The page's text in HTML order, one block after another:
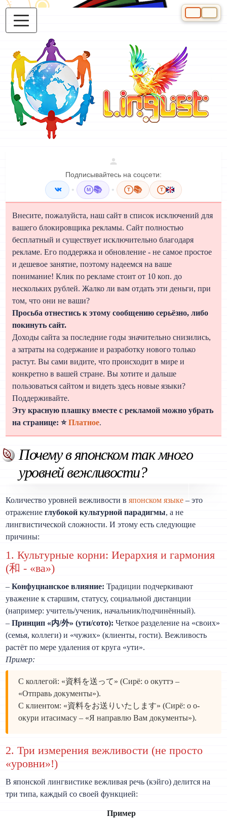
Подписывайтесь на соцсети:
• M 📚 • T 📚 T
Внесите, пожалуйста, наш сайт в список исключений для
вашего блокировщика рекламы. Сайт полностью
бесплатный и существует исключительно благодаря
рекламе. Его поддержка и обновление - не самое простое
и дешевое занятие, поэтому надеемся на ваше
понимание! Клик по рекламе стоит от 10 коп. до
нескольких рублей. Жалко ли вам отдать эти деньги, при
том, что они не ваши?
Просьба отнестись к этому сообщению серьёзно, либо
покинуть сайт.
Доходы сайта за последние годы значительно снизились,
а затраты на содержание и разработку нового только
растут. Вы сами видите, что происходит в мире и
конкретно в вашей стране. Вы хотите и дальше
пользоваться сайтом и видеть здесь новые языки?
Поддерживайте.
Эту красную плашку вместе с рекламой можно убрать
на странице: ⭐Платное.
Почему в японском так много
уровней вежливости?
Количество уровней вежливости вяпонском языке – это
отражениеглубокой культурной парадигмы, а не
лингвистической сложности. И этому есть следующие
причины:
1. Культурные корни: Иерархия и гармония
(和 - «ва»)
–Конфуцианское влияние: Традиции подчеркивают
уважение к старшим, статусу, социальной дистанции
(например: учитель/ученик, начальник/подчинённый).
–Принцип «内/外» (ути/сото): Четкое разделение на «своих»
(семья, коллеги) и «чужих» (клиенты, гости). Вежливость
растёт по мере удаления от круга «ути».
Пример:
С коллегой: «資料を送って» (Сирё: о окуттэ –
«Отправь документы»).
С клиентом: «資料をお送りいたします» (Сирё: о о-
окури итасимасу – «Я направлю Вам документы»).
2. Три измерения вежливости (не просто
«уровни»!)
В японской лингвистике вежливая речь (кэйго) делится на
три типа, каждый со своей функцией:
Пример